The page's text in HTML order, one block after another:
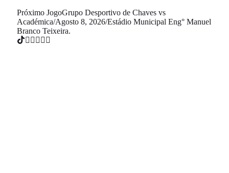
Próximo JogoGrupo Desportivo de Chaves vs
Académica/Agosto 8, 2026/Estádio Municipal Eng° Manuel
Branco Teixeira.